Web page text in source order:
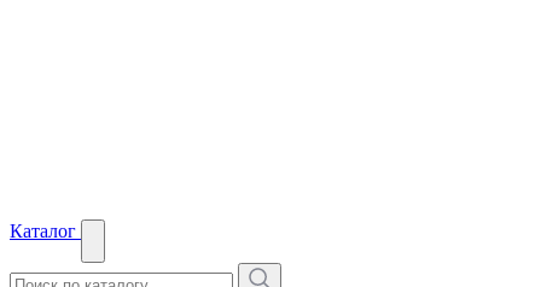
Каталог